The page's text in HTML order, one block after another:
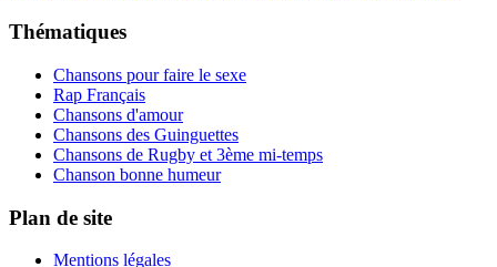
Thématiques
Chansons pour faire le sexe
Rap Français
Chansons d'amour
Chansons des Guinguettes
Chansons de Rugby et 3ème mi-temps
Chanson bonne humeur
Plan de site
Mentions légales